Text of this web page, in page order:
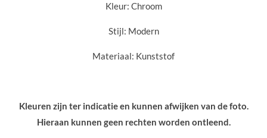
Kleur: Chroom
Stijl: Modern
Materiaal: Kunststof
Kleuren zijn ter indicatie en kunnen afwijken van de foto.
Hieraan kunnen geen rechten worden ontleend.